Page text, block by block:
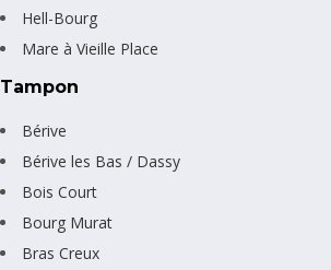
Hell-Bourg
Mare à Vieille Place
Tampon
Bérive
Bérive les Bas / Dassy
Bois Court
Bourg Murat
Bras Creux